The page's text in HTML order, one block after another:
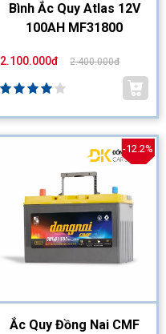
Bình Ắc Quy Atlas 12V
100AH MF31800
2.100.000đ 2.400.000đ
-12.2%
Ắc Quy Đồng Nai CMF